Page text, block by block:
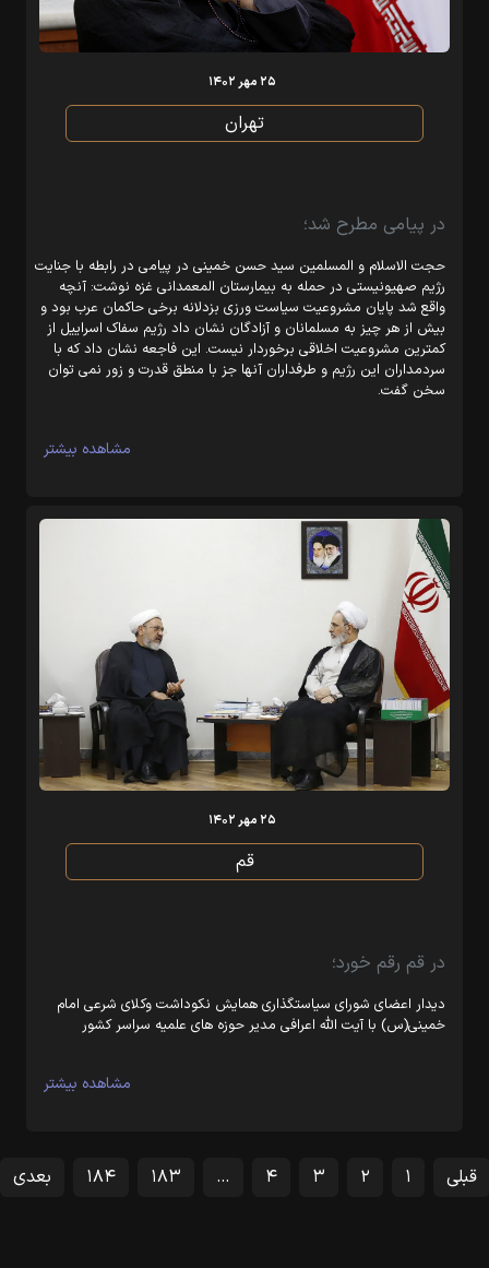
۲۵ مهر ۱۴۰۲
تهران
در پیامی مطرح شد؛
حجت الاسلام و المسلمین سید حسن خمینی در پیامی در رابطه با جنایت
رژیم صهیونیستی در حمله به بیمارستان المعمدانی غزه نوشت: آنچه
واقع شد پایان مشروعیت سیاست ورزی بزدلانه برخی حاکمان عرب بود و
بیش از هر چیز به مسلمانان و آزادگان نشان داد رژیم سفاک اسراییل از
کمترین مشروعیت اخلاقی برخوردار نیست. این فاجعه نشان داد که با
سردمداران این رژیم و طرفداران آنها جز با منطق قدرت و زور نمی توان
سخن گفت.
مشاهده بیشتر
۲۵ مهر ۱۴۰۲
قم
در قم رقم خورد؛
دیدار اعضای شورای سیاستگذاری همایش نکوداشت وکلای شرعی امام
خمینی(س) با آیت الله اعرافی مدیر حوزه های علمیه سراسر کشور
مشاهده بیشتر
قبلی ۲ ۳ ۴ … ۱۸۳ ۱۸۴ بعدی